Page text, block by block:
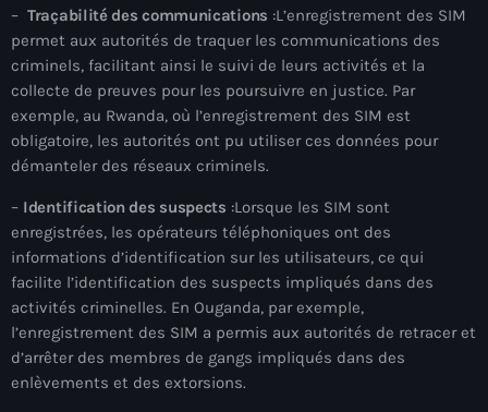
Action humanitaire
activism
Actualités
Adriano Espaillat
Advox
Aéroport Antoine Simon des Cayes
Aéroport international Toussaint Louverture
Afghanistan
Afrique du Nord et Moyen-Orient
– Traçabilité des communications :L’enregistrement des SIM
permet aux autorités de traquer les communications des
criminels, facilitant ainsi le suivi de leurs activités et la
collecte de preuves pour les poursuivre en justice. Par
exemple, au Rwanda, où l’enregistrement des SIM est
obligatoire, les autorités ont pu utiliser ces données pour
démanteler des réseaux criminels.
– Identification des suspects :Lorsque les SIM sont
enregistrées, les opérateurs téléphoniques ont des
informations d’identification sur les utilisateurs, ce qui
facilite l’identification des suspects impliqués dans des
activités criminelles. En Ouganda, par exemple,
l’enregistrement des SIM a permis aux autorités de retracer et
d’arrêter des membres de gangs impliqués dans des
enlèvements et des extorsions.